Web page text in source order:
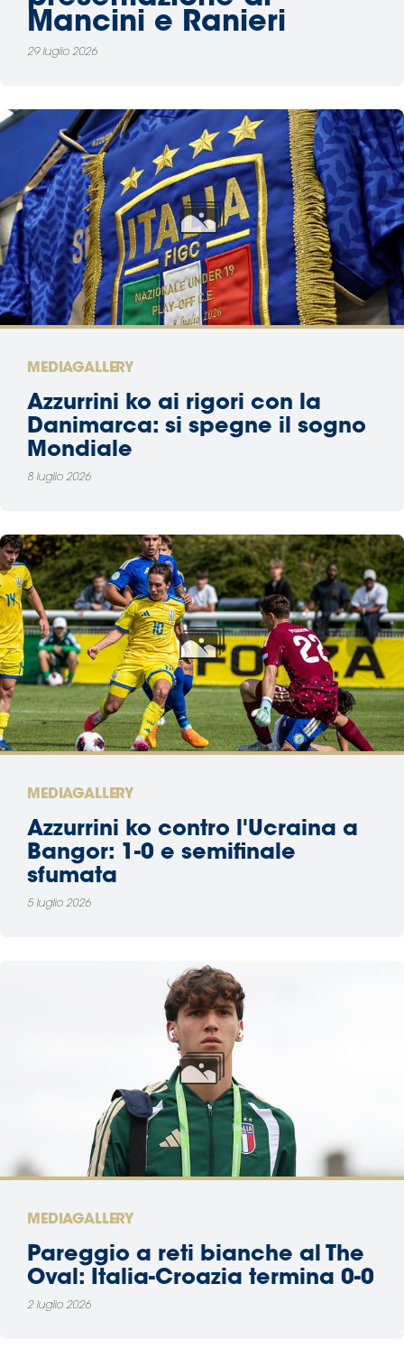
Mancini e Ranieri
29 luglio 2026
MEDIAGALLERY
Azzurrini ko ai rigori con la
Danimarca: si spegne il sogno
Mondiale
8 luglio 2026
MEDIAGALLERY
Azzurrini ko contro l'Ucraina a
Bangor: 1-0 e semifinale
sfumata
5 luglio 2026
MEDIAGALLERY
Pareggio a reti bianche al The
Oval: Italia-Croazia termina 0-0
2 luglio 2026